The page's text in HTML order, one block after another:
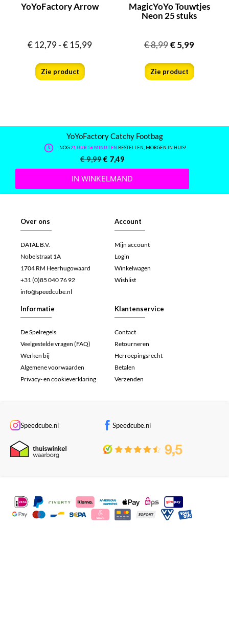
YoYoFactory Arrow
€12,79-€15,99
Zie product
MagicYoYo Touwtjes
Neon 25 stuks
€8,99€5,99
Zie product
YoYoFactory Catchy Footbag
NOG21 UUR 56 MINUTEN BESTELLEN, MORGEN IN HUIS!
€9,99€ 7,49
IN WINKELMAND
Over ons
DATAL B.V.
Nobelstraat 1A
1704 RM Heerhugowaard
+31 (0)85 040 76 92
info@speedcube.nl
Account
Mijn account
Login
Winkelwagen
Wishlist
Informatie
De Spelregels
Veelgestelde vragen (FAQ)
Werken bij
Algemene voorwaarden
Privacy- en cookieverklaring
Klantenservice
Contact
Retourneren
Herroepingsrecht
Betalen
Verzenden
Speedcube.nl Speedcube.nl